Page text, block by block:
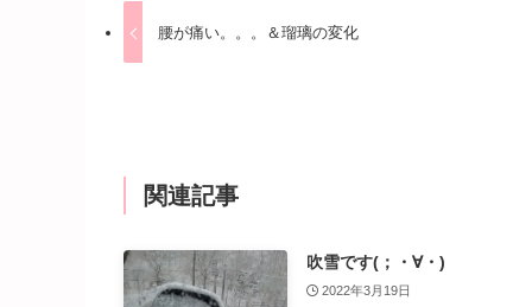
腰が痛い。。。＆瑠璃の変化
関連記事
吹雪です(；・∀・)
2022年3月19日